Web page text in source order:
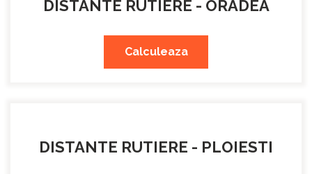
DISTANTE RUTIERE - ORADEA
Calculeaza
DISTANTE RUTIERE - PLOIESTI